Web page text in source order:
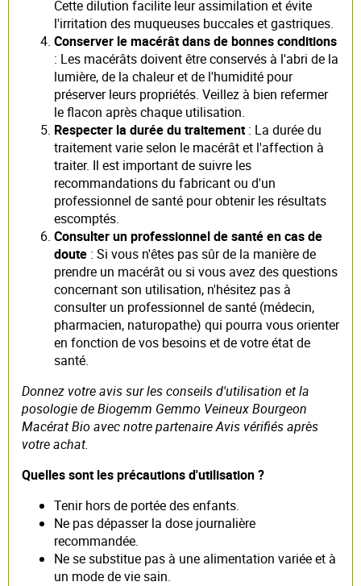
Cette dilution facilite leur assimilation et évite
l'irritation des muqueuses buccales et gastriques.
Conserver le macérât dans de bonnes conditions
: Les macérâts doivent être conservés à l'abri de la
lumière, de la chaleur et de l'humidité pour
préserver leurs propriétés. Veillez à bien refermer
le flacon après chaque utilisation.
Respecter la durée du traitement: La durée du
traitement varie selon le macérât et l'affection à
traiter. Il est important de suivre les
recommandations du fabricant ou d'un
professionnel de santé pour obtenir les résultats
escomptés.
Consulter un professionnel de santé en cas de
doute : Si vous n'êtes pas sûr de la manière de
prendre un macérât ou si vous avez des questions
concernant son utilisation, n'hésitez pas à
consulter un professionnel de santé (médecin,
pharmacien, naturopathe) qui pourra vous orienter
en fonction de vos besoins et de votre état de
santé.
Donnez votre avis sur les conseils d'utilisation et la
posologie de Biogemm Gemmo Veineux Bourgeon
Macérat Bio avec notre partenaire Avis vérifiés après
votre achat.
Quelles sont les précautions d'utilisation ?
Tenir hors de portée des enfants.
Ne pas dépasser la dose journalière
recommandée.
Ne se substitue pas à une alimentation variée et à
un mode de vie sain.